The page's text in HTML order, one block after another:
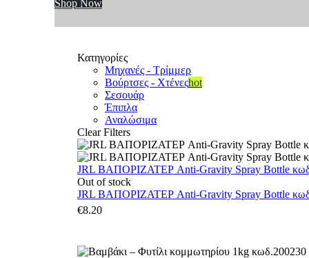
Shop Now
Κατηγορίες
Μηχανές - Τρίμμερ
Βούρτσες - Χτένεςhot
Σεσουάρ
Έπιπλα
Αναλώσιμα
Clear Filters
JRL ΒΑΠΟΡΙΖΑΤΕΡ Anti-Gravity Spray Bottle
Out of stock
JRL ΒΑΠΟΡΙΖΑΤΕΡ Anti-Gravity Spray Bottle
€8.20